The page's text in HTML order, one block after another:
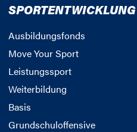
SPORTENTWICKLUNG
Ausbildungsfonds
Move Your Sport
Leistungssport
Weiterbildung
Basis
Grundschuloffensive